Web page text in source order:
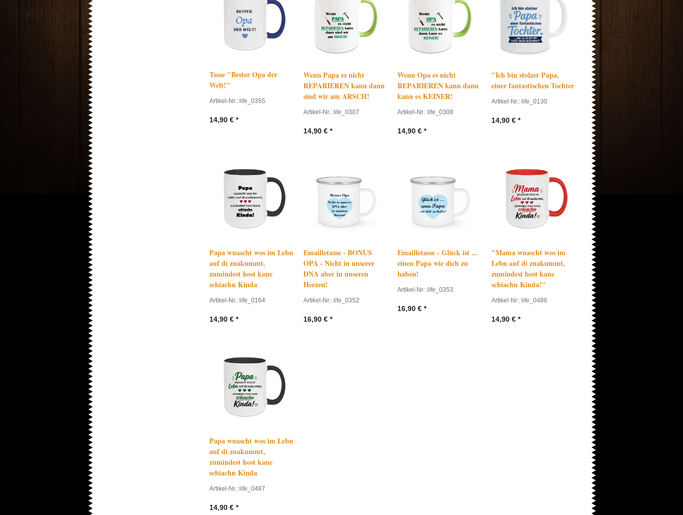
Tasse "Bester Opa der
Welt!"
Artikel-Nr.: life_0355
14,90 € *
Wenn Papa es nicht
REPARIEREN kann dann
sind wir am ARSCH!
Artikel-Nr.: life_0307
14,90 € *
Wenn Opa es nicht
REPARIEREN kann dann
kann es KEINER!
Artikel-Nr.: life_0308
14,90 € *
"Ich bin stolzer Papa,
einer fantastischen Tochter
Artikel-Nr.: life_0130
14,90 € *
Papa wuascht wos im Lebn
auf di zuakummt,
zumindest host kane
schiachn Kinda
Artikel-Nr.: life_0164
14,90 € *
Emailletasse - BONUS
OPA - Nicht in unserer
DNA aber in unseren
Herzen!
Artikel-Nr.: life_0352
16,90 € *
Emailletasse - Glück ist ...
einen Papa wie dich zu
haben!
Artikel-Nr.: life_0353
16,90 € *
"Mama wuascht wos im
Lebn auf di zuakummt,
zumindest host kane
schiachn Kinda!"
Artikel-Nr.: life_0486
14,90 € *
Papa wuascht wos im Lebn
auf di zuakummt,
zumindest host kane
schiachn Kinda
Artikel-Nr.: life_0487
14,90 € *